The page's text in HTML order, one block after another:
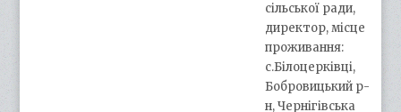
сільської ради,
директор, місце
проживання:
с.Білоцерківці,
Бобровицький р-
н, Чернігівська